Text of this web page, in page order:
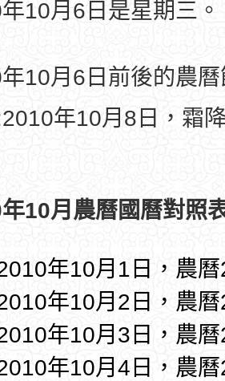
10月6日是星期三。
10月6日前後的農
年10月8日，霜
10月農曆國曆對照
年10月1日，農
年10月2日，農
年10月3日，農
年10月4日，農